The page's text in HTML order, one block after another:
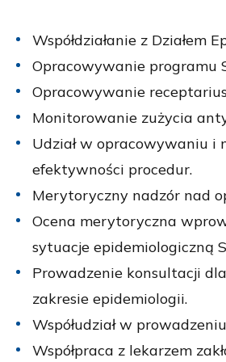
Współdziałanie z Działem
Opracowywanie programu
Opracowywanie
Monitorowanie zużycia
Udział w opracowywaniu i
efektywności procedur.
Merytoryczny nadzór nad
Ocena merytoryczna
sytuacje epidemiologiczną
Prowadzenie konsultacji
zakresie epidemiologii.
Współudział w
Współpraca z lekarzem